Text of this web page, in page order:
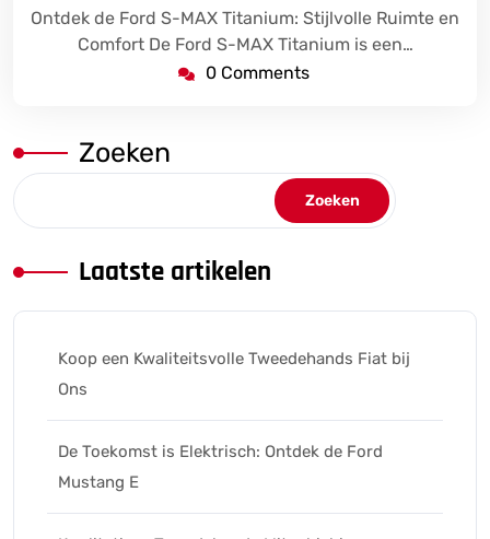
Ontdek de Ford S-MAX Titanium: Stijlvolle Ruimte en
Comfort De Ford S-MAX Titanium is een…
0 Comments
Zoeken
Zoeken
Laatste artikelen
Koop een Kwaliteitsvolle Tweedehands Fiat bij
Ons
De Toekomst is Elektrisch: Ontdek de Ford
Mustang E